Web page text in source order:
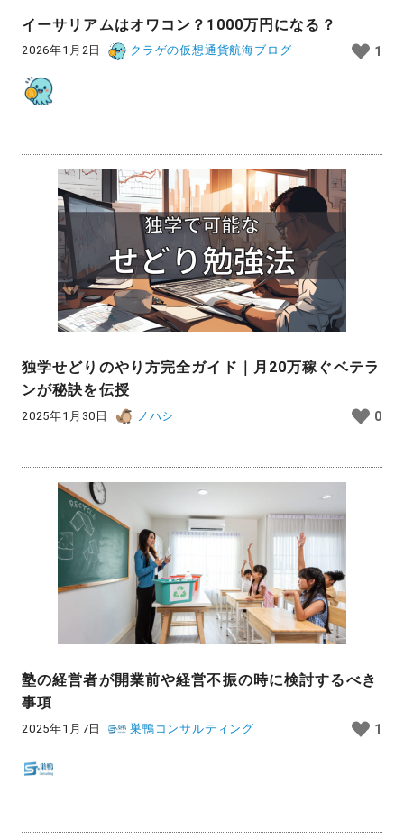
イーサリアムはオワコン？1000万円になる？
2026年1月2日 クラゲの仮想通貨航海ブログ 1
独学せどりのやり方完全ガイド｜月20万稼ぐベテラ
ンが秘訣を伝授
2025年1月30日 ノハシ 0
塾の経営者が開業前や経営不振の時に検討するべき
事項
2025年1月7日 巣鴨コンサルティング 1